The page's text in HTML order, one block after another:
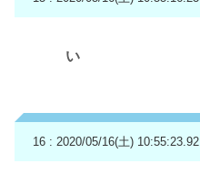
い
16 : 2020/05/16(土) 10:55:23.92